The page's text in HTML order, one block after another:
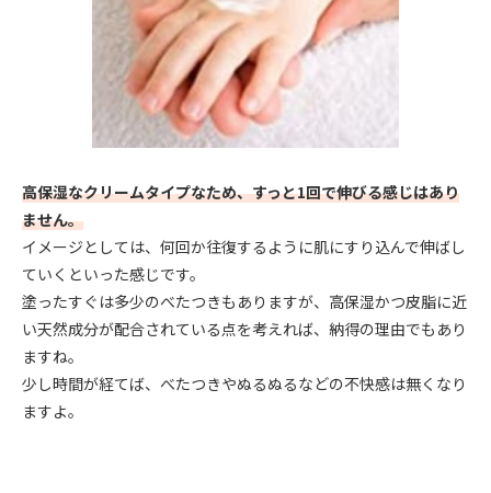
高保湿なクリームタイプなため、すっと1回で伸びる感じはあり
ません。
イメージとしては、何回か往復するように肌にすり込んで伸ばし
ていくといった感じです。
塗ったすぐは多少のべたつきもありますが、高保湿かつ皮脂に近
い天然成分が配合されている点を考えれば、納得の理由でもあり
ますね。
少し時間が経てば、べたつきやぬるぬるなどの不快感は無くなり
ますよ。